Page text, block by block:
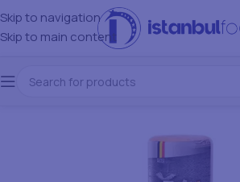
Skip to navigation
Skip to main content